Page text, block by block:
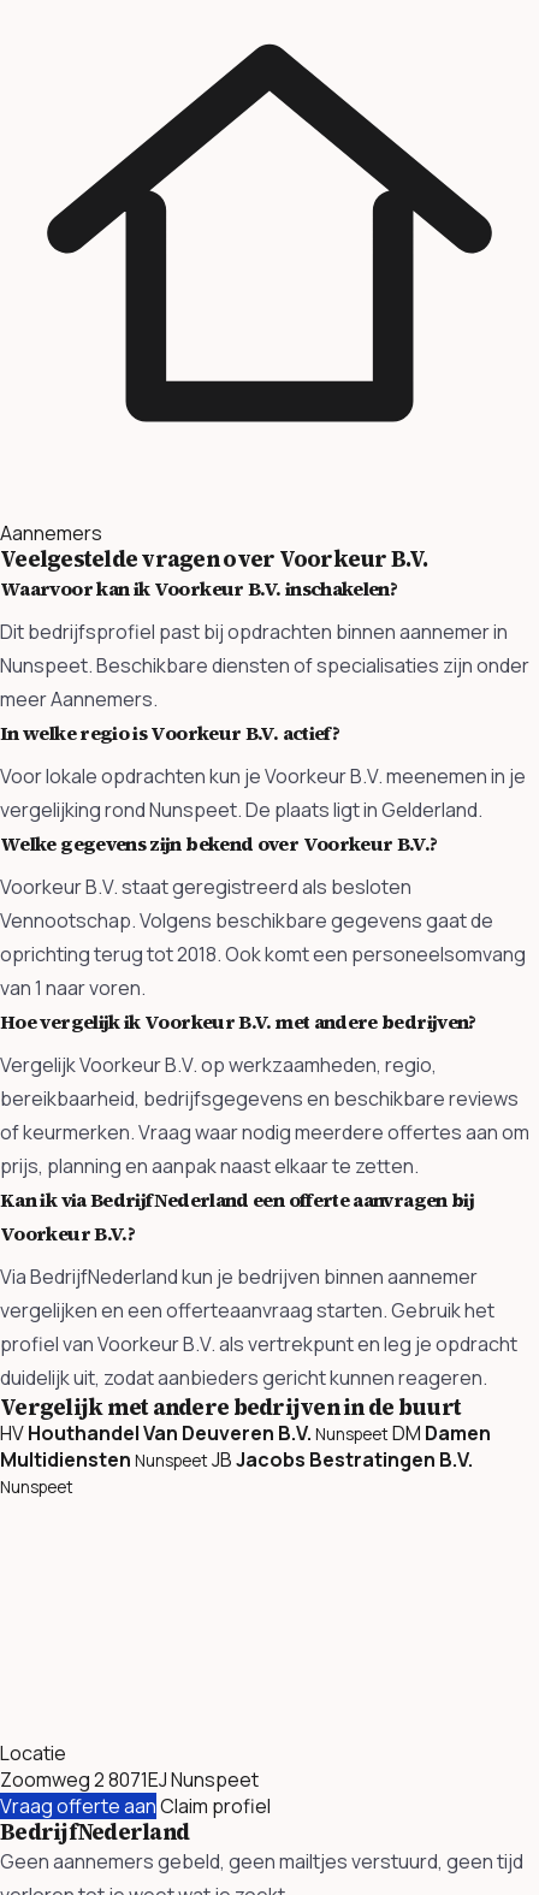
Aannemers
Veelgestelde vragen over Voorkeur B.V.
Waarvoor kan ik Voorkeur B.V. inschakelen?
Dit bedrijfsprofiel past bij opdrachten binnen aannemer in
Nunspeet. Beschikbare diensten of specialisaties zijn onder
meer Aannemers.
In welke regio is Voorkeur B.V. actief?
Voor lokale opdrachten kun je Voorkeur B.V. meenemen in je
vergelijking rond Nunspeet. De plaats ligt in Gelderland.
Welke gegevens zijn bekend over Voorkeur B.V.?
Voorkeur B.V. staat geregistreerd als besloten
Vennootschap. Volgens beschikbare gegevens gaat de
oprichting terug tot 2018. Ook komt een personeelsomvang
van 1 naar voren.
Hoe vergelijk ik Voorkeur B.V. met andere bedrijven?
Vergelijk Voorkeur B.V. op werkzaamheden, regio,
bereikbaarheid, bedrijfsgegevens en beschikbare reviews
of keurmerken. Vraag waar nodig meerdere offertes aan om
prijs, planning en aanpak naast elkaar te zetten.
Kan ik via BedrijfNederland een offerte aanvragen bij
Voorkeur B.V.?
Via BedrijfNederland kun je bedrijven binnen aannemer
vergelijken en een offerteaanvraag starten. Gebruik het
profiel van Voorkeur B.V. als vertrekpunt en leg je opdracht
duidelijk uit, zodat aanbieders gericht kunnen reageren.
Vergelijk met andere bedrijven in de buurt
HVHouthandel Van Deuveren B.V. NunspeetDM Damen
Multidiensten NunspeetJBJacobs Bestratingen B.V.
Nunspeet
Locatie
Zoomweg 2 8071EJ Nunspeet
Vraag offerte aanClaim profiel
BedrijfNederland
Geen aannemers gebeld, geen mailtjes verstuurd, geen tijd